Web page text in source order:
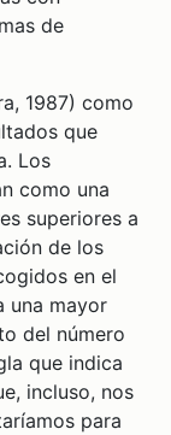
de
1987) como
que
Los
como una
superiores a
de los
en el
una mayor
del número
que indica
incluso, nos
para